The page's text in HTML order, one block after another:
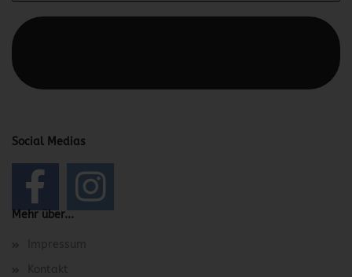
Social Medias
Mehr über...
Impressum
Kontakt